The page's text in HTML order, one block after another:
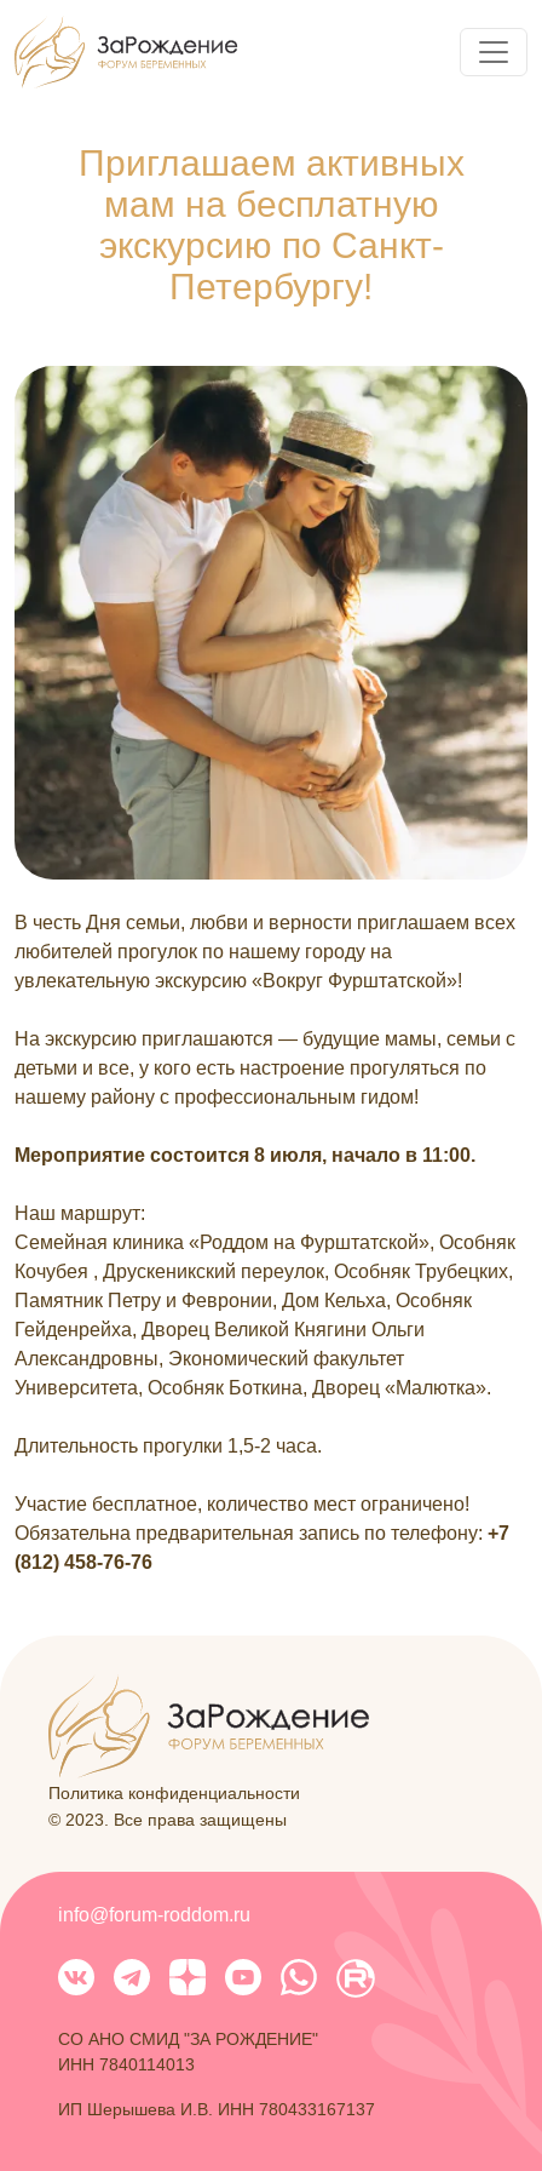
Приглашаем активных
мам на бесплатную
экскурсию по Санкт-
Петербургу!
В честь Дня семьи, любви и верности приглашаем всех
любителей прогулок по нашему городу на
увлекательную экскурсию «Вокруг Фурштатской»!
На экскурсию приглашаются — будущие мамы, семьи с
детьми и все, у кого есть настроение прогуляться по
нашему району с профессиональным гидом!
Мероприятие состоится 8 июля, начало в 11:00.
Наш маршрут:
Семейная клиника «Роддом на Фурштатской», Особняк
Кочубея , Друскеникский переулок, Особняк Трубецких,
Памятник Петру и Февронии, Дом Кельха, Особняк
Гейденрейха, Дворец Великой Княгини Ольги
Александровны, Экономический факультет
Университета, Особняк Боткина, Дворец «Малютка».
Длительность прогулки 1,5-2 часа.
Участие бесплатное, количество мест ограничено!
Обязательна предварительная запись по телефону: +7
(812) 458-76-76
Политика конфиденциальности
© 2023. Все права защищены
info@forum-roddom.ru
СО АНО СМИД "ЗА РОЖДЕНИЕ"
ИНН 7840114013
ИП Шерышева И.В. ИНН 780433167137